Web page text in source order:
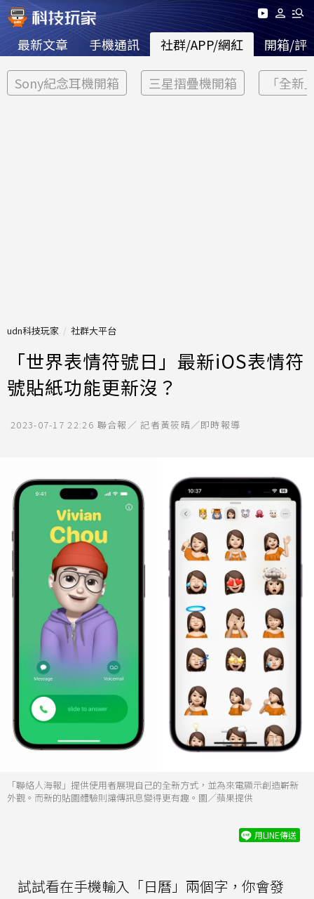
最新文章 手機通訊 社群/APP/網紅 開箱/評
Sony紀念耳機開箱 三星摺疊機開箱 「全新
udn科技玩家 社群大平台
「世界表情符號日」最新iOS表情符
號貼紙功能更新沒？
2023-07-17 22:26 聯合報／ 記者黃筱晴／即時報導
「聯絡人海報」提供使用者展現自己的全新方式，並為來電顯示創造嶄新
外觀。而新的貼圖體驗則讓傳訊息變得更有趣。圖／蘋果提供
用LINE傳送
試試看在手機輸入「日曆」兩個字，你會發